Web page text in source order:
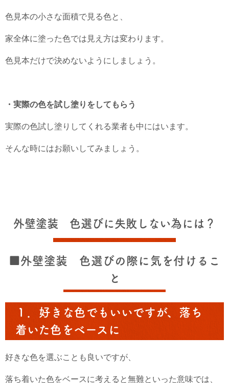
色見本の小さな面積で見る色と、
家全体に塗った色では見え方は変わります。
色見本だけで決めないようにしましょう。
・実際の色を試し塗りをしてもらう
実際の色試し塗りしてくれる業者も中にはいます。
そんな時にはお願いしてみましょう。
外壁塗装 色選びに失敗しない為には？
■外壁塗装 色選びの際に気を付けるこ
と
１．好きな色でもいいですが、落ち
着いた色をベースに
好きな色を選ぶことも良いですが、
落ち着いた色をベースに考えると無難といった意味では、